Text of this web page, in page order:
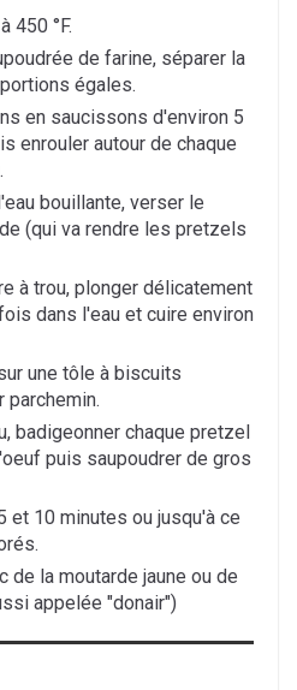
450 °F.
de farine, séparer la
égales.
en saucissons d'environ 5
enrouler autour de chaque
bouillante, verser le
(qui va rendre les pretzels
à trou, plonger délicatement
dans l'eau et cuire environ
une tôle à biscuits
parchemin.
badigeonner chaque pretzel
puis saupoudrer de gros
et 10 minutes ou jusqu'à ce
de la moutarde jaune ou de
appelée "donair")